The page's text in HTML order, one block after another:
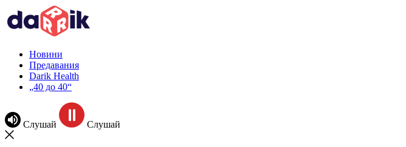
Новини
Предавания
Darik Health
„40 до 40“
Слушай Слушай